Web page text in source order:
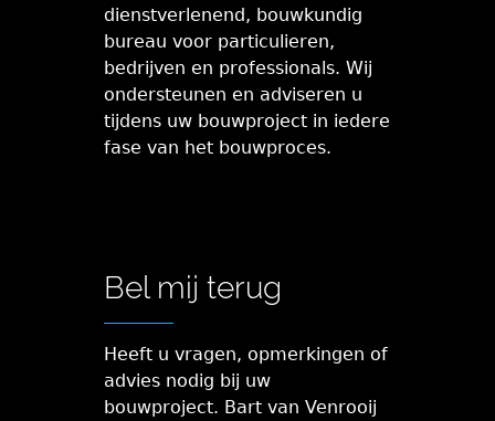
dienstverlenend, bouwkundig
bureau voor particulieren,
bedrijven en professionals. Wij
ondersteunen en adviseren u
tijdens uw bouwproject in iedere
fase van het bouwproces.
Bel mij terug
Heeft u vragen, opmerkingen of
advies nodig bij uw
bouwproject. Bart van Venrooij